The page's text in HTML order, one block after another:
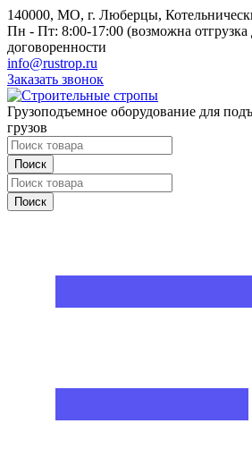
140000, МО, г. Люберцы,
Пн - Пт: 8:00-17:00 (возможна отгрузка
договоренности
info@rustrop.ru
Заказать звонок
Грузоподъемное оборудование для
грузов
Поиск
Поиск